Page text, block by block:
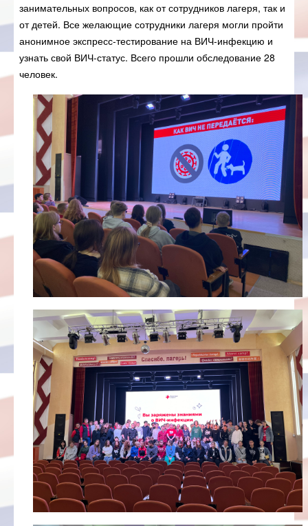
занимательных вопросов, как от сотрудников лагеря, так и
от детей. Все желающие сотрудники лагеря могли пройти
анонимное экспресс-тестирование на ВИЧ-инфекцию и
узнать свой ВИЧ-статус. Всего прошли обследование 28
человек.